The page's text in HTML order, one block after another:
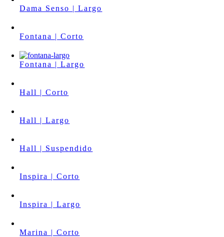
Dama Senso | Largo
Fontana | Corto
Fontana | Largo
Hall | Corto
Hall | Largo
Hall | Suspendido
Inspira | Corto
Inspira | Largo
Marina | Corto